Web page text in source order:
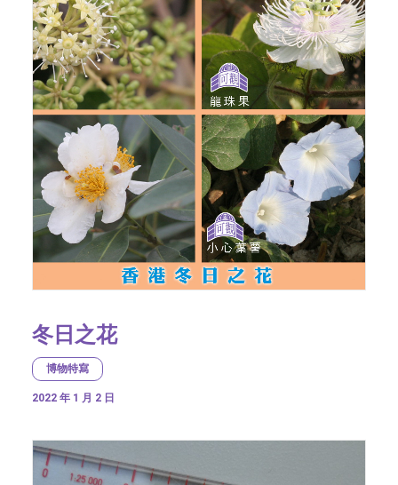
冬日之花
博物特寫
2022 年 1 月 2 日